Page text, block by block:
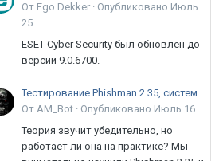
От Ego Dekker · Опубликовано Июль
25
ESET Cyber Security был обновлён до
версии 9.0.6700.
Тестирование Phishman 2.35, системы повышения осведомлённости пользователей в сфере ИБ
От AM_Bot · Опубликовано Июль 16
Теория звучит убедительно, но
работает ли она на практике? Мы